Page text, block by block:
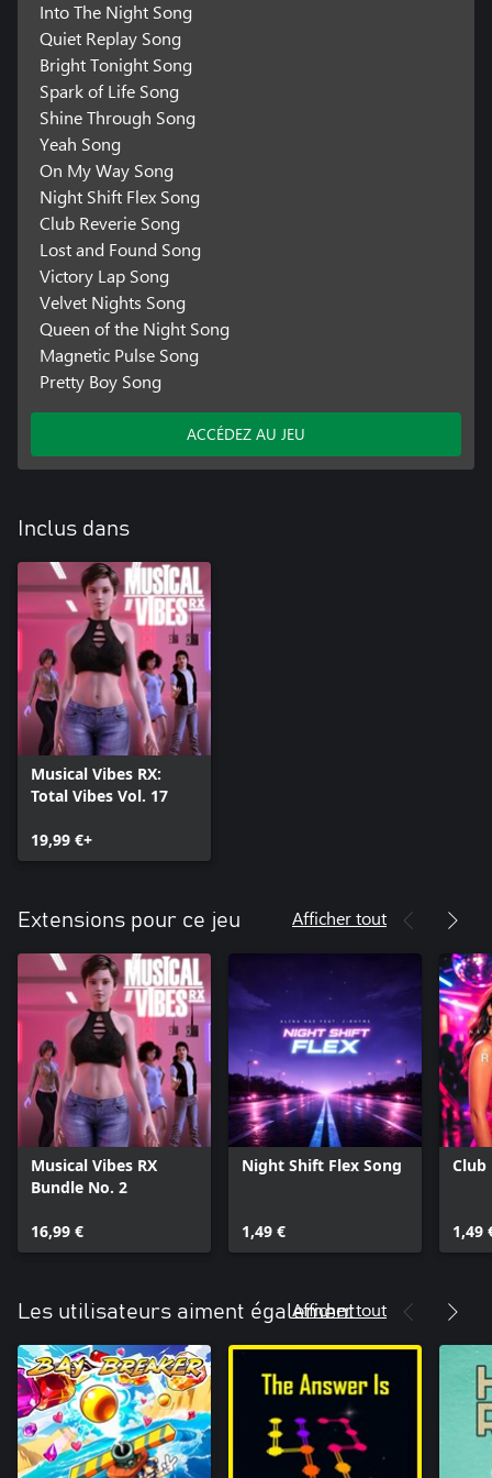
installer l’application gratuite Musical Vibes Camera, disponible
sur l’App Store et Google Play. L’application nécessite un iPhone
6S ou plus récent, ou un appareil Android d’une performance
équivalente ou supérieure à celle du Samsung Galaxy S9, avec au
minimum 4 Go de RAM. Les utilisateurs doivent avoir 13 ans ou
Into The Night Song
Quiet Replay Song
Bright Tonight Song
Spark of Life Song
Shine Through Song
Yeah Song
On My Way Song
Night Shift Flex Song
Club Reverie Song
Lost and Found Song
Victory Lap Song
Velvet Nights Song
Queen of the Night Song
Magnetic Pulse Song
Pretty Boy Song
ACCÉDEZ AU JEU
Inclus dans
Musical Vibes RX:
Total Vibes Vol. 17
19,99 €+
Extensions pour ce jeu Afficher tout
Musical Vibes RX
Bundle No. 2
16,99 €
Night Shift Flex Song
1,49 €
Club
1,49
Les utilisateurs aiment également
Afficher tout